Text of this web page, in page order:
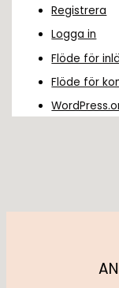
Registrera
Logga in
Flöde för
Flöde för